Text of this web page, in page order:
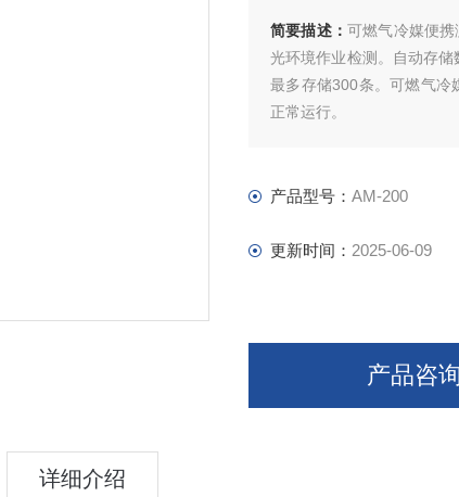
简要描述： 可燃气冷媒便
光环境作业检测。自动存
最多存储300条。可燃气冷
正常运行。
产品型号： AM-200
更新时间： 2025-06-09
产品咨询
详细介绍